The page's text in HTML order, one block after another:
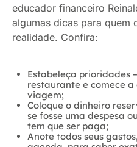
educador financeiro
algumas dicas para quem
realidade. Confira:
Estabeleça prioridades
restaurante e comece
viagem;
Coloque o dinheiro
se fosse uma despesa
tem que ser paga;
Anote todos seus